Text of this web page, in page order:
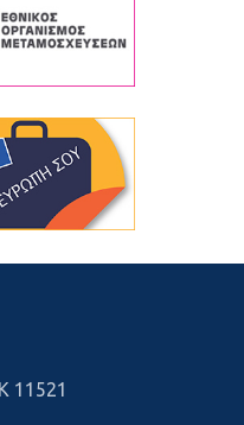
11521